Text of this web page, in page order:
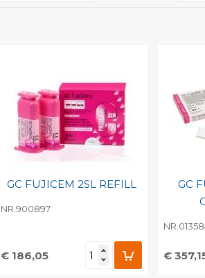
GC FUJICEM 2SL REFILL
NR.900897
€ 186,05
GC
€